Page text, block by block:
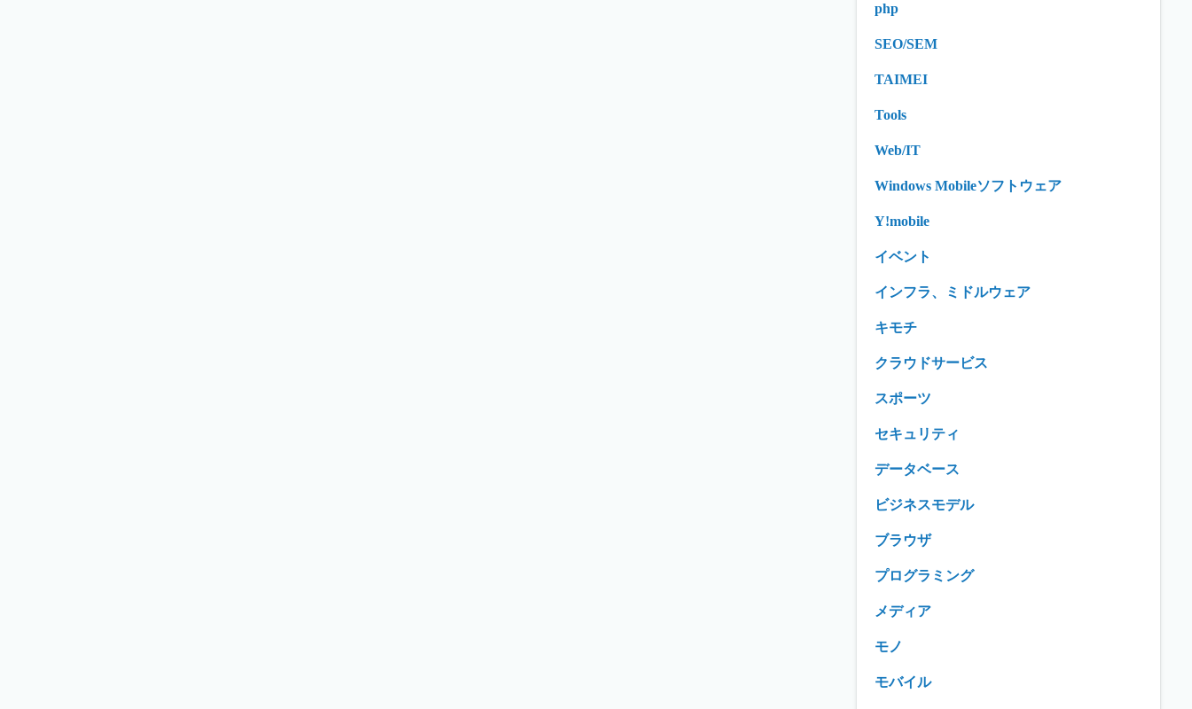
php
SEO/SEM
TAIMEI
Tools
Web/IT
Windows Mobileソフトウェア
Y!mobile
イベント
インフラ、ミドルウェア
キモチ
クラウドサービス
スポーツ
セキュリティ
データベース
ビジネスモデル
ブラウザ
プログラミング
メディア
モノ
モバイル